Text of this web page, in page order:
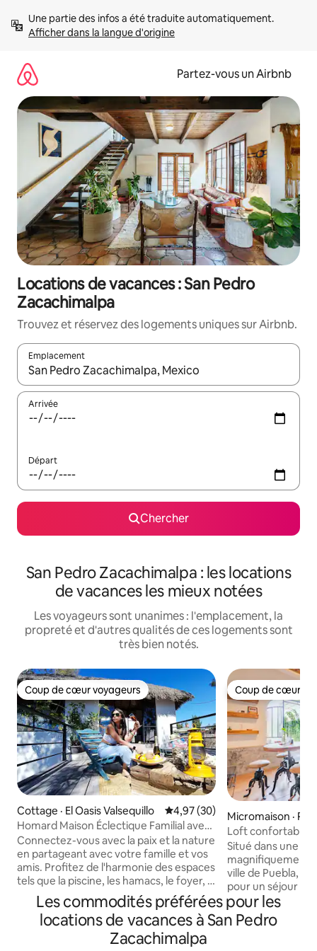
directement
Afficher dans la langue d'origine
Partez-vous un Airbnb
Locations de vacances : San Pedro
Zacachimalpa
Trouvez et réservez des logements uniques sur Airbnb.
Emplacement
Quand les résultats sont affichés, parcourez-les en utilisant
Arrivée
Départ
Chercher
San Pedro Zacachimalpa : les locations
de vacances les mieux notées
Les voyageurs sont unanimes : l'emplacement, la
propreté et d'autres qualités de ces logements sont
très bien notés.
Coup de cœur voyageurs
Coup de cœur voyageurs
Cottage · El Oasis Valsequillo Note moyenne de 4,97 sur 5,
4,97 (30)
Homard Maison Éclectique Familial avec
style Plage
Connectez-vous avec la paix et la nature
en partageant avec votre famille et vos
amis. Profitez de l'harmonie des espaces
tels que la piscine, les hamacs, le foyer, le
jacuzzi panoramique, la cheminée, la
télévision, le barbecue couvert, le bar, la
salle à manger à thème, les terrasses
avec vue sur le lac, la terrasse ensoleillée
et les espaces verts, chaque espace est
Coup de cœur
Coup de cœur
Micromaison ·
Loft confortable
maison historique
Situé dans une
magnifiquement
ville de Puebla,
pour un séjour
authentique. Que
vous détendre
ou pour travailler
Les commodités préférées pour les
locations de vacances à San Pedro
Zacachimalpa